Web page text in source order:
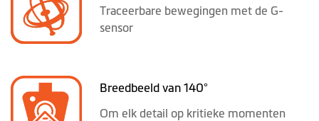
Traceerbare bewegingen met de G-
sensor
Breedbeeld van 140°
Om elk detail op kritieke momenten